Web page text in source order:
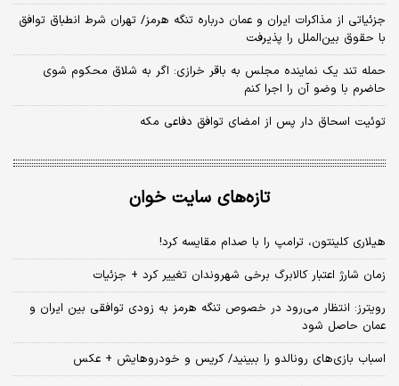
جزئیاتی از مذاکرات ایران و عمان درباره تنگه هرمز/ تهران شرط انطباق توافق
با حقوق بین‌الملل را پذیرفت
حمله تند یک نماینده مجلس به باقر خرازی: اگر به شلاق محکوم شوی
حاضرم با وضو آن را اجرا کنم
توئیت اسحاق دار پس از امضای توافق دفاعی مکه
تازه‌های سایت خوان
هیلاری کلینتون، ترامپ را با صدام مقایسه کرد!
زمان شارژ اعتبار کالابرگ برخی شهروندان تغییر کرد + جزئیات
رویترز: انتظار می‌رود در خصوص تنگه هرمز به زودی توافقی بین ایران و
عمان حاصل شود
اسباب‌ بازی‌های رونالدو را ببینید/ کریس و خودروهایش + عکس